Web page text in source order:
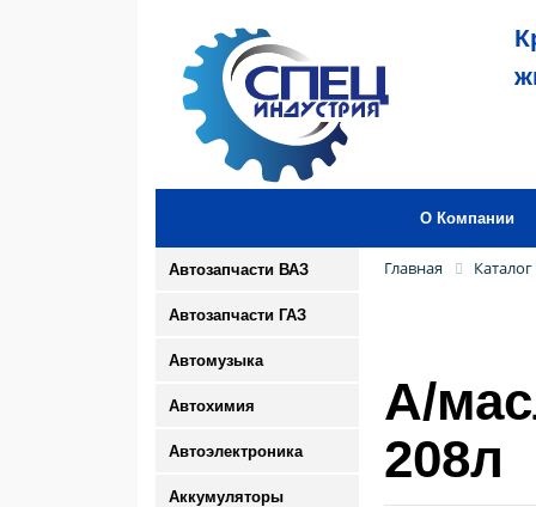
О Компании
Автозапчасти ВАЗ
Автозапчасти ГАЗ
Автомузыка
Автохимия
Автоэлектроника
Аккумуляторы
Главная Каталог
А/
208л